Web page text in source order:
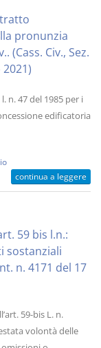
pronunzia
(Cass. Civ., Sez.
n. 47 del 1985 per i
edificatoria
continua a leggere
59 bis l.n.:
sostanziali
n. 4171 del 17
59-bis L. n.
volontà delle